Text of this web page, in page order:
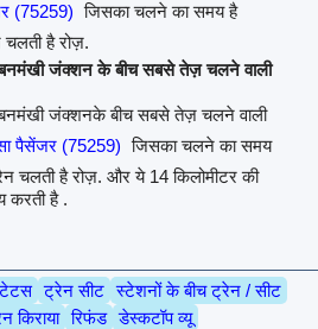
(75259) जिसका चलने का समय है
है रोज़.
जंक्शन के बीच सबसे तेज़ चलने वाली
जंक्शनके बीच सबसे तेज़ चलने वाली
पैसेंजर (75259) जिसका चलने का समय
चलती है रोज़. और ये 14 किलोमीटर की
करती है .
ट्रेन सीट स्टेशनों के बीच ट्रेन / सीट
किराया रिफंड डेस्कटॉप व्यू